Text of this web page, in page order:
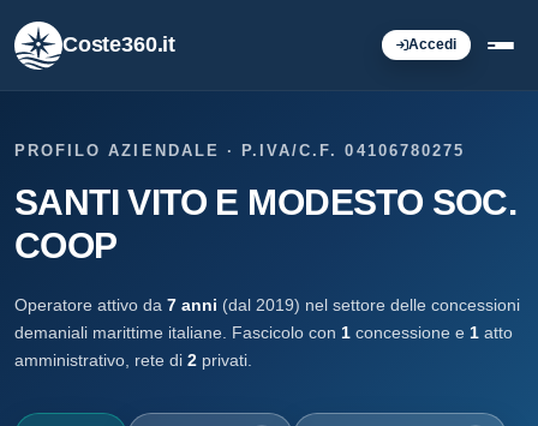
Coste360.it Accedi
PROFILO AZIENDALE · P.IVA/C.F. 04106780275
SANTI VITO E MODESTO SOC.
COOP
Operatore attivo da 7 anni (dal 2019) nel settore delle concessioni
demaniali marittime italiane. Fascicolo con 1 concessione e 1 atto
amministrativo, rete di 2 privati.